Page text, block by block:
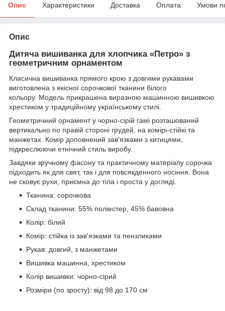
Опис Характеристики Доставка Оплата Умови
Опис
Дитяча вишиванка для хлопчика «Петро» з
геометричним орнаментом
Класична вишиванка прямого крою з довгими рукавами
виготовлена ​​з якісної сорочкової тканини білого
кольору. Модель прикрашена виразною машинною вишивкою
хрестиком у традиційному українському стилі.
Геометричний орнамент у чорно-сірій гамі розташований
вертикально по правій стороні грудей, на комірі-стійкі та
манжетах. Комір доповнений зав'язками з китицями,
підкреслюючи етнічний стиль виробу.
Завдяки зручному фасону та практичному матеріалу сорочка
підходить як для свят, так і для повсякденного носіння. Вона
не сковує рухи, приємна до тіла і проста у догляді.
Тканина: сорочкова
Склад тканини: 55% поліестер, 45% бавовна
Колір: білий
Комір: стійка із зав'язками та пензликами
Рукав: довгий, з манжетами
Вишивка машинна, хрестиком
Колір вишивки: чорно-сірий
Розміри (по зросту): від 98 до 170 см